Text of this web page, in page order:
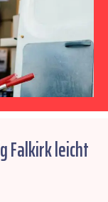
Falkirk leicht